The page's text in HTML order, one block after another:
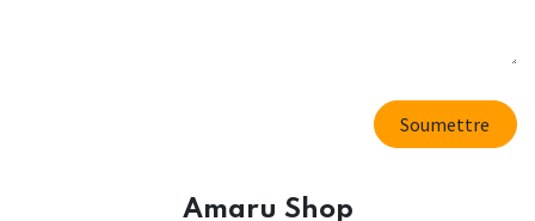
Soumettre
Amaru Shop